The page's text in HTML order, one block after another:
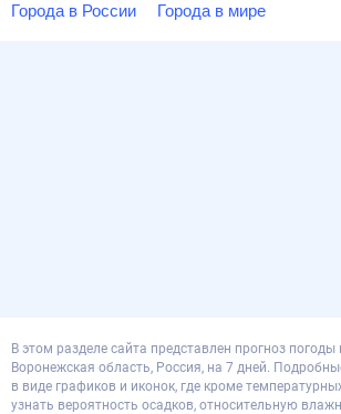
Города в России Города в мире
В этом разделе сайта представлен прогноз погоды
Воронежская область, Россия, на 7 дней.
в виде графиков и иконок, где кроме
узнать вероятность осадков, относительную